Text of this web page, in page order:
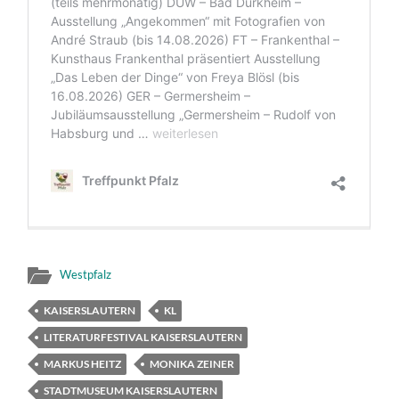
Westpfalz
KAISERSLAUTERN
KL
LITERATURFESTIVAL KAISERSLAUTERN
MARKUS HEITZ
MONIKA ZEINER
STADTMUSEUM KAISERSLAUTERN